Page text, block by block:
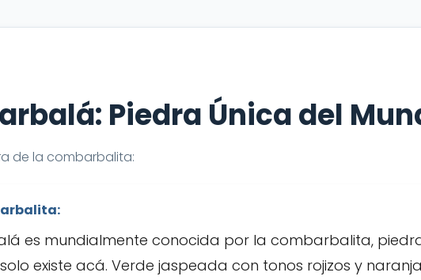
Piedra Única del
de la combarbalita:
es mundialmente conocida por la combarbalita,
existe acá. Verde jaspeada con tonos rojizos y